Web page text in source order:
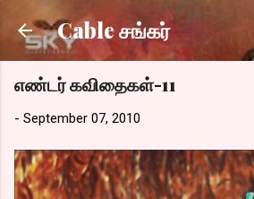
Skip to main content
Cable சங்கர்
எண்டர் கவிதைகள்-11
- September 07, 2010